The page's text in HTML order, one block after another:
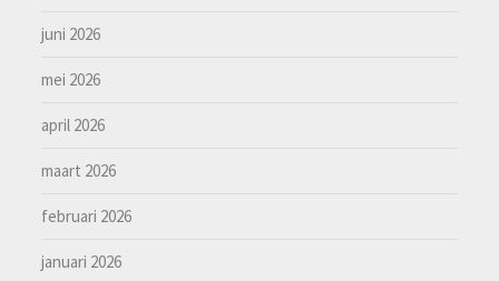
juni 2026
mei 2026
april 2026
maart 2026
februari 2026
januari 2026